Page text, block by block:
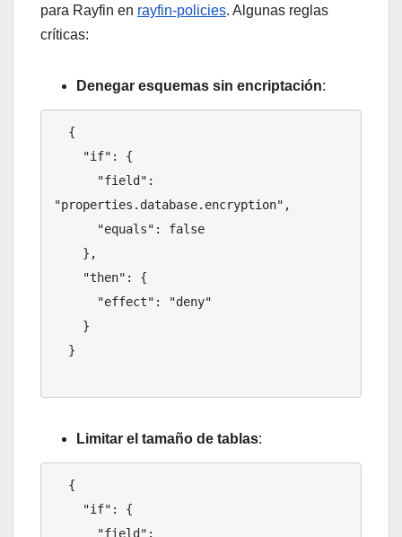
para Rayfin en rayfin-policies. Algunas reglas
críticas:
Denegar esquemas sin encriptación:
"properties.database.encryption",
Limitar el tamaño de tablas: